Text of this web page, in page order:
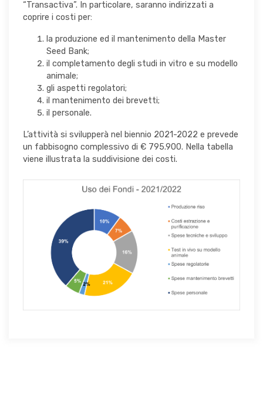
“Transactiva”. In particolare, saranno indirizzati a
coprire i costi per:
la produzione ed il mantenimento della Master
Seed Bank;
il completamento degli studi in vitro e su modello
animale;
gli aspetti regolatori;
il mantenimento dei brevetti;
il personale.
L’attività si svilupperà nel biennio 2021-2022 e prevede
un fabbisogno complessivo di € 795.900. Nella tabella
viene illustrata la suddivisione dei costi.